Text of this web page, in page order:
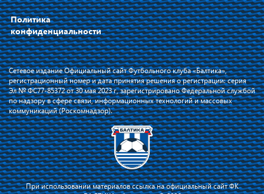
Политика
конфиденциальности
Сетевое издание Официальный сайт Футбольного клуба «Балтика»,
регистрационный номер и дата принятия решения о регистрации: серия
Эл № ФС77-85372 от 30 мая 2023 г, зарегистрировано Федеральной службой
по надзору в сфере связи, информационных технологий и массовых
коммуникаций (Роскомнадзор).
При использовании материалов ссылка на официальный сайт ФК